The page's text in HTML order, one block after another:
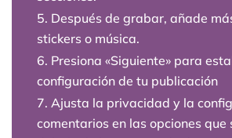
5. Después de grabar, añade
stickers o música.
6. Presiona «Siguiente» para
configuración de tu publicación
7. Ajusta la privacidad y la
comentarios en las opciones que